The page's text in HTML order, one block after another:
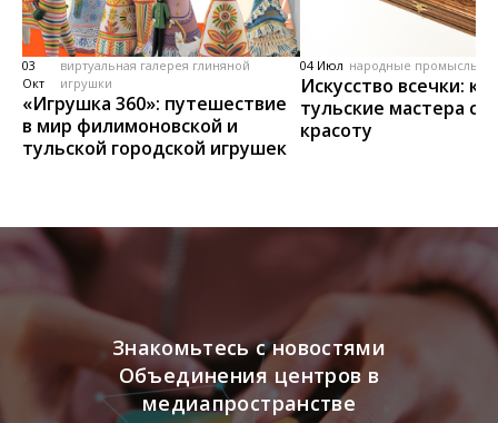
03
Окт
виртуальная галерея глиняной
игрушки
«Игрушка 360»: путешествие
в мир филимоновской и
тульской городской игрушек
04 Июл народные промыслы,
Искусство всечки: как
тульские мастера
красоту
Знакомьтесь с новостями
Объединения центров в
медиапространстве